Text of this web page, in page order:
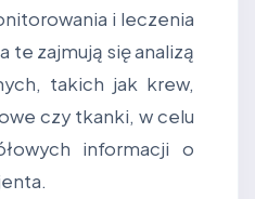
i leczenia
te zajmują się analizą
takich jak krew,
czy tkanki, w celu
informacji o